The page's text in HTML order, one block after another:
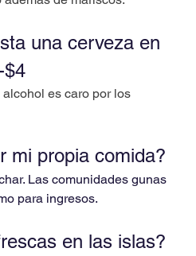
una cerveza en
$4
es caro por los
mi propia comida?
Las comunidades gunas
para ingresos.
en las islas?